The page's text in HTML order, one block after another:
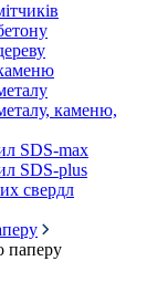
каменю,
SDS-max
SDS-plus
свердл
паперу